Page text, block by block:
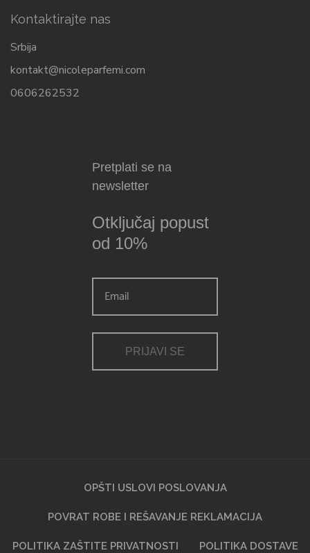
Kontaktirajte nas
Srbija
kontakt@nicoleparfemi.com
0606262532
Pretplati se na
newsletter
Otključaj popust
od 10%
PRIJAVI SE
OPŠTI USLOVI POSLOVANJA
POVRAT ROBE I REŠAVANJE REKLAMACIJA
POLITIKA ZAŠTITE PRIVATNOSTI POLITIKA DOSTAVE